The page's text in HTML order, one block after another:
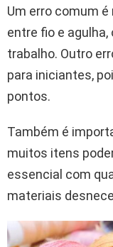
Um erro comum
entre fio e
trabalho. Outro
para iniciantes,
pontos.
Também é
muitos itens
essencial com
materiais